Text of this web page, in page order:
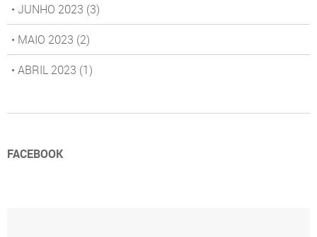
• JUNHO 2023 (3)
• MAIO 2023 (2)
• ABRIL 2023 (1)
FACEBOOK